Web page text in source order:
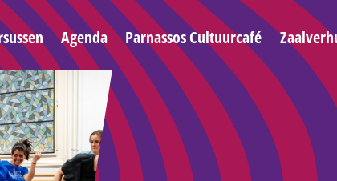
Agenda Parnassos Cultuurcafé